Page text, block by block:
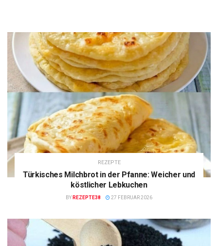
REZEPTE
Türkisches Milchbrot in der Pfanne: Weicher und
köstlicher Lebkuchen
BY REZEPTE38 27 FEBRUAR 2026